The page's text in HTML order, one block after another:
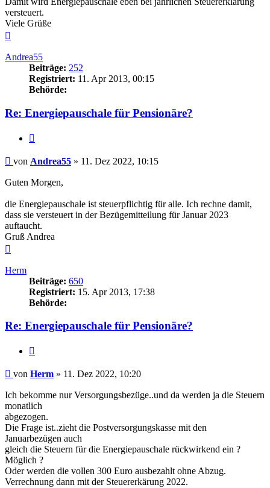
versteuert.
Viele Grüße
Andrea55
Beiträge: 252
Registriert: 11. Apr 2013, 00:15
Behörde:
Re: Energiepauschale für Pensionäre?
Beitrag
von Andrea55 » 11. Dez 2022, 10:15
Guten Morgen,
die Energiepauschale ist steuerpflichtig für alle. Ich rechne damit,
dass sie versteuert in der Bezügemitteilung für Januar 2023
auftaucht.
Gruß Andrea
Herm
Beiträge: 650
Registriert: 15. Apr 2013, 17:38
Behörde:
Re: Energiepauschale für Pensionäre?
Beitrag
von Herm » 11. Dez 2022, 10:20
Ich bekomme nur Versorgungsbezüge..und da werden ja die Steuern
monatlich
abgezogen.
Die Frage ist..zieht die Postversorgungskasse mit den
Januarbezügen auch
gleich die Steuern für die Energiepauschale rückwirkend ein ?
Möglich ?
Oder werden die vollen 300 Euro ausbezahlt ohne Abzug.
Verrechnung dann mit der Steuererkärung 2022.